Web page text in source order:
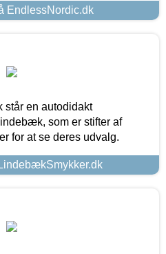
EndlessNordic.dk
står en autodidakt
som er stifter af
for at se deres udvalg.